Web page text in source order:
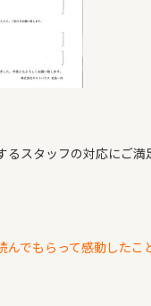
るスタッフの対応にご
んでもらって感動したこ